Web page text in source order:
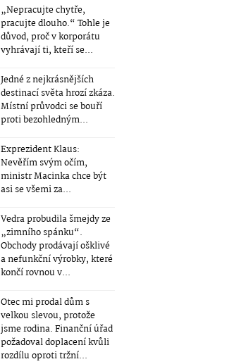
„Nepracujte chytře,
pracujte dlouho.“ Tohle je
důvod, proč v korporátu
vyhrávají ti, kteří se...
Jedné z nejkrásnějších
destinací světa hrozí zkáza.
Místní průvodci se bouří
proti bezohledným...
Exprezident Klaus:
Nevěřím svým očím,
ministr Macinka chce být
asi se všemi za...
Vedra probudila šmejdy ze
„zimního spánku“.
Obchody prodávají ošklivé
a nefunkční výrobky, které
končí rovnou v...
Otec mi prodal dům s
velkou slevou, protože
jsme rodina. Finanční úřad
požadoval doplacení kvůli
rozdílu oproti tržní...